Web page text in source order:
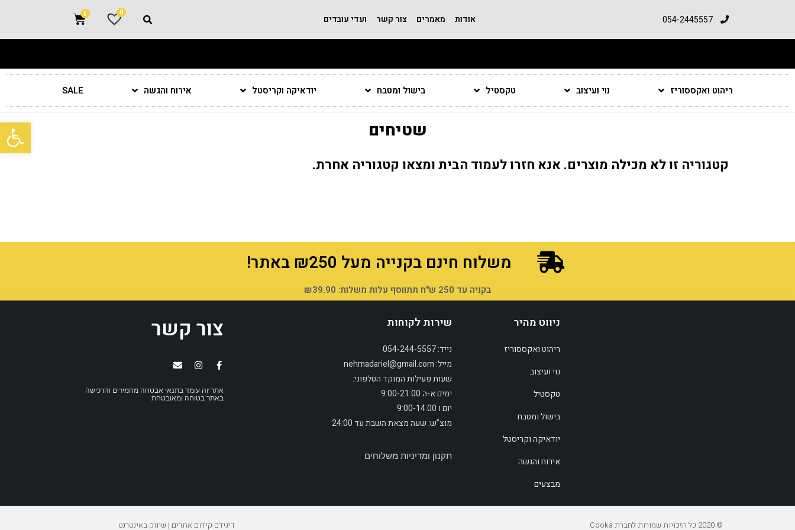
פתח סרגל נגישות
054-2445557 אודות מאמרים צור קשר ועדי עובדים
0
ריהוט ואקססוריז נוי ועיצוב טקסטיל בישול ומטבח יודאיקה וקריסטל אירוח והגשה SALE
שטיחים
קטגוריה זו לא מכילה מוצרים. אנא חזרו לעמוד הבית ומצאו קטגוריה אחרת.
משלוח חינם בקנייה מעל ₪250 באתר!
בקניה עד 250 ש"ח תתווסף עלות משלוח: ₪39.90
ניווט מהיר
ריהוט ואקססוריז
נוי ועיצוב
טקסטיל
בישול ומטבח
יודאיקה וקריסטל
אירוח והגשה
מבצעים
שירות לקוחות
נייד: 054-244-5557
מייל: nehmadariel@gmail.com
שעות פעילות המוקד הטלפוני:
ימים א-ה 9:00-21:00
יום ו 9:00-14.00
מוצ”ש: שעה מצאת השבת עד 24:00
תקנון ומדיניות משלוחים
צור קשר
אתר זה עומד בתנאי אבטחה מחמירים והרכישה
באתר בטוחה ומאובטחת
© 2020 כל הזכויות שמורות לחברת Cooka דיגידם קידום אתרים | שיווק באינטרנט